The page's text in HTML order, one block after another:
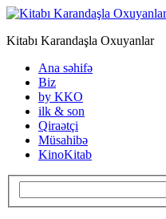
Kitabı Karandaşla Oxuyanlar
Ana səhifə
Biz
by KKO
ilk & son
Qiraətçi
Müsahibə
KinoKitab